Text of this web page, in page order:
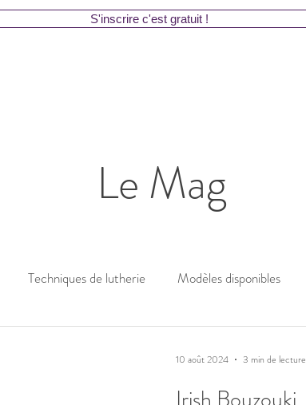
S'inscrire c'est gratuit !
Le Mag
Techniques de lutherie Modèles disponibles
10 août 2024 3 min de lecture